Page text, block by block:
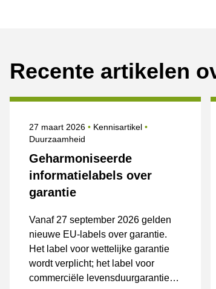
Recente artikelen
Geharmoniseerde
informatielabels over
garantie
Gepubliceerd op
27 maart 2026 Kennisartikel Onderwerpen
Duurzaamheid
Vanaf 27 september 2026 gelden
nieuwe EU-labels over garantie.
Het label voor wettelijke garantie
wordt verplicht; het label voor
commerciële levensduurgarantie